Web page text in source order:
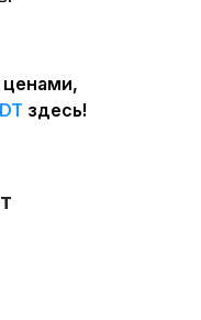
здесь!